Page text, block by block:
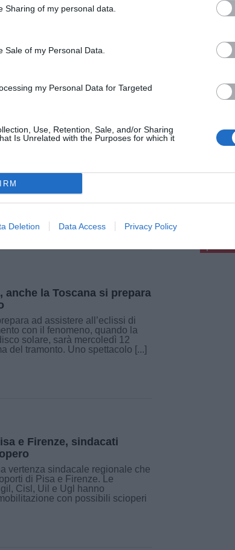
Sharing of my personal data.
Sale of my Personal Data.
my Personal Data for Targeted
Use, Retention, Sale, and/or Sharing
Is Unrelated with the Purposes for which it
Deletion Data Access Privacy Policy
accada”.
Giovanna compie 100 anni
anni la signora Maria Giovanna
a Livorno una prima volta da
il padre [...]
anche la Toscana si prepara
ad assistere all’eclissi di
con il fenomeno, quando la
solare, sarà mercoledì 12
del tramonto. Uno spettacolo [...]
e Firenze, sindacati
vertenza sindacale regionale che
di Pisa e Firenze. Le
Cisl, Uil e Ugl hanno
con possibili scioperi